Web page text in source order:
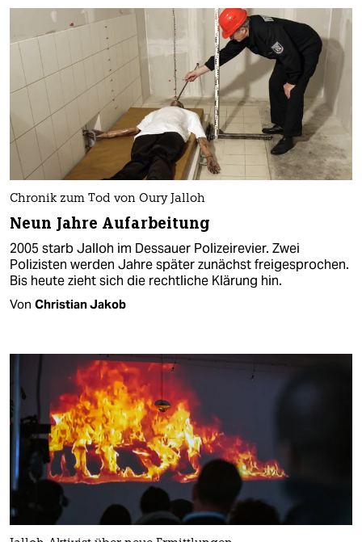
Chronik zum Tod von Oury Jalloh
Neun Jahre Aufarbeitung
2005 starb Jalloh im Dessauer Polizeirevier. Zwei
Polizisten werden Jahre später zunächst freigesprochen.
Bis heute zieht sich die rechtliche Klärung hin.
Von Christian Jakob